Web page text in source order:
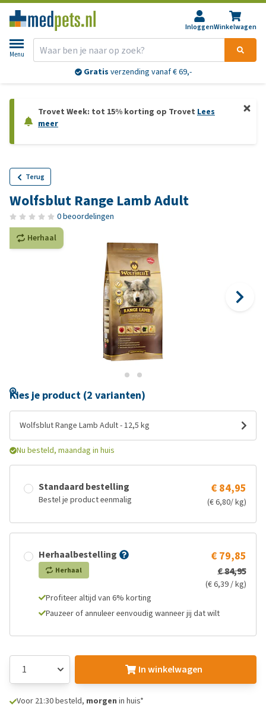
InloggenWinkelwagen
Menu
Gratis verzending vanaf € 69,-
Trovet Week: tot 15% korting op Trovet Lees
meer
Terug
Wolfsblut Range Lamb Adult
0 beoordelingen
Herhaal
Kies je product (2 varianten)
Wolfsblut Range Lamb Adult - 12,5 kg
Nu besteld, maandag in huis
Standaard bestelling
Bestel je product eenmalig
€ 84,95
(€ 6,80/ kg)
Herhaalbestelling
Herhaal
€ 79,85
€ 84,95
(€ 6,39 / kg)
Profiteer altijd van 6% korting
Pauzeer of annuleer eenvoudig wanneer jij dat wilt
In winkelwagen
Voor 21:30 besteld, morgen in huis*